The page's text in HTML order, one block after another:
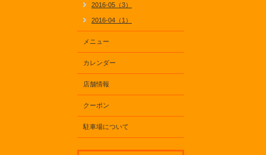
2016-05（3）
2016-04（1）
メニュー
カレンダー
店舗情報
クーポン
駐車場について